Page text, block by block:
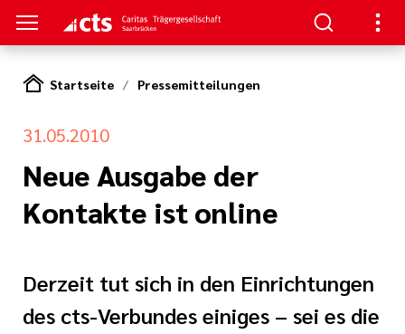
und
cts
Startseite Pressemitteilungen
31.05.2010
Neue Ausgabe der
Kontakte ist online
Derzeit tut sich in den Einrichtungen
des cts-Verbundes einiges – sei es die